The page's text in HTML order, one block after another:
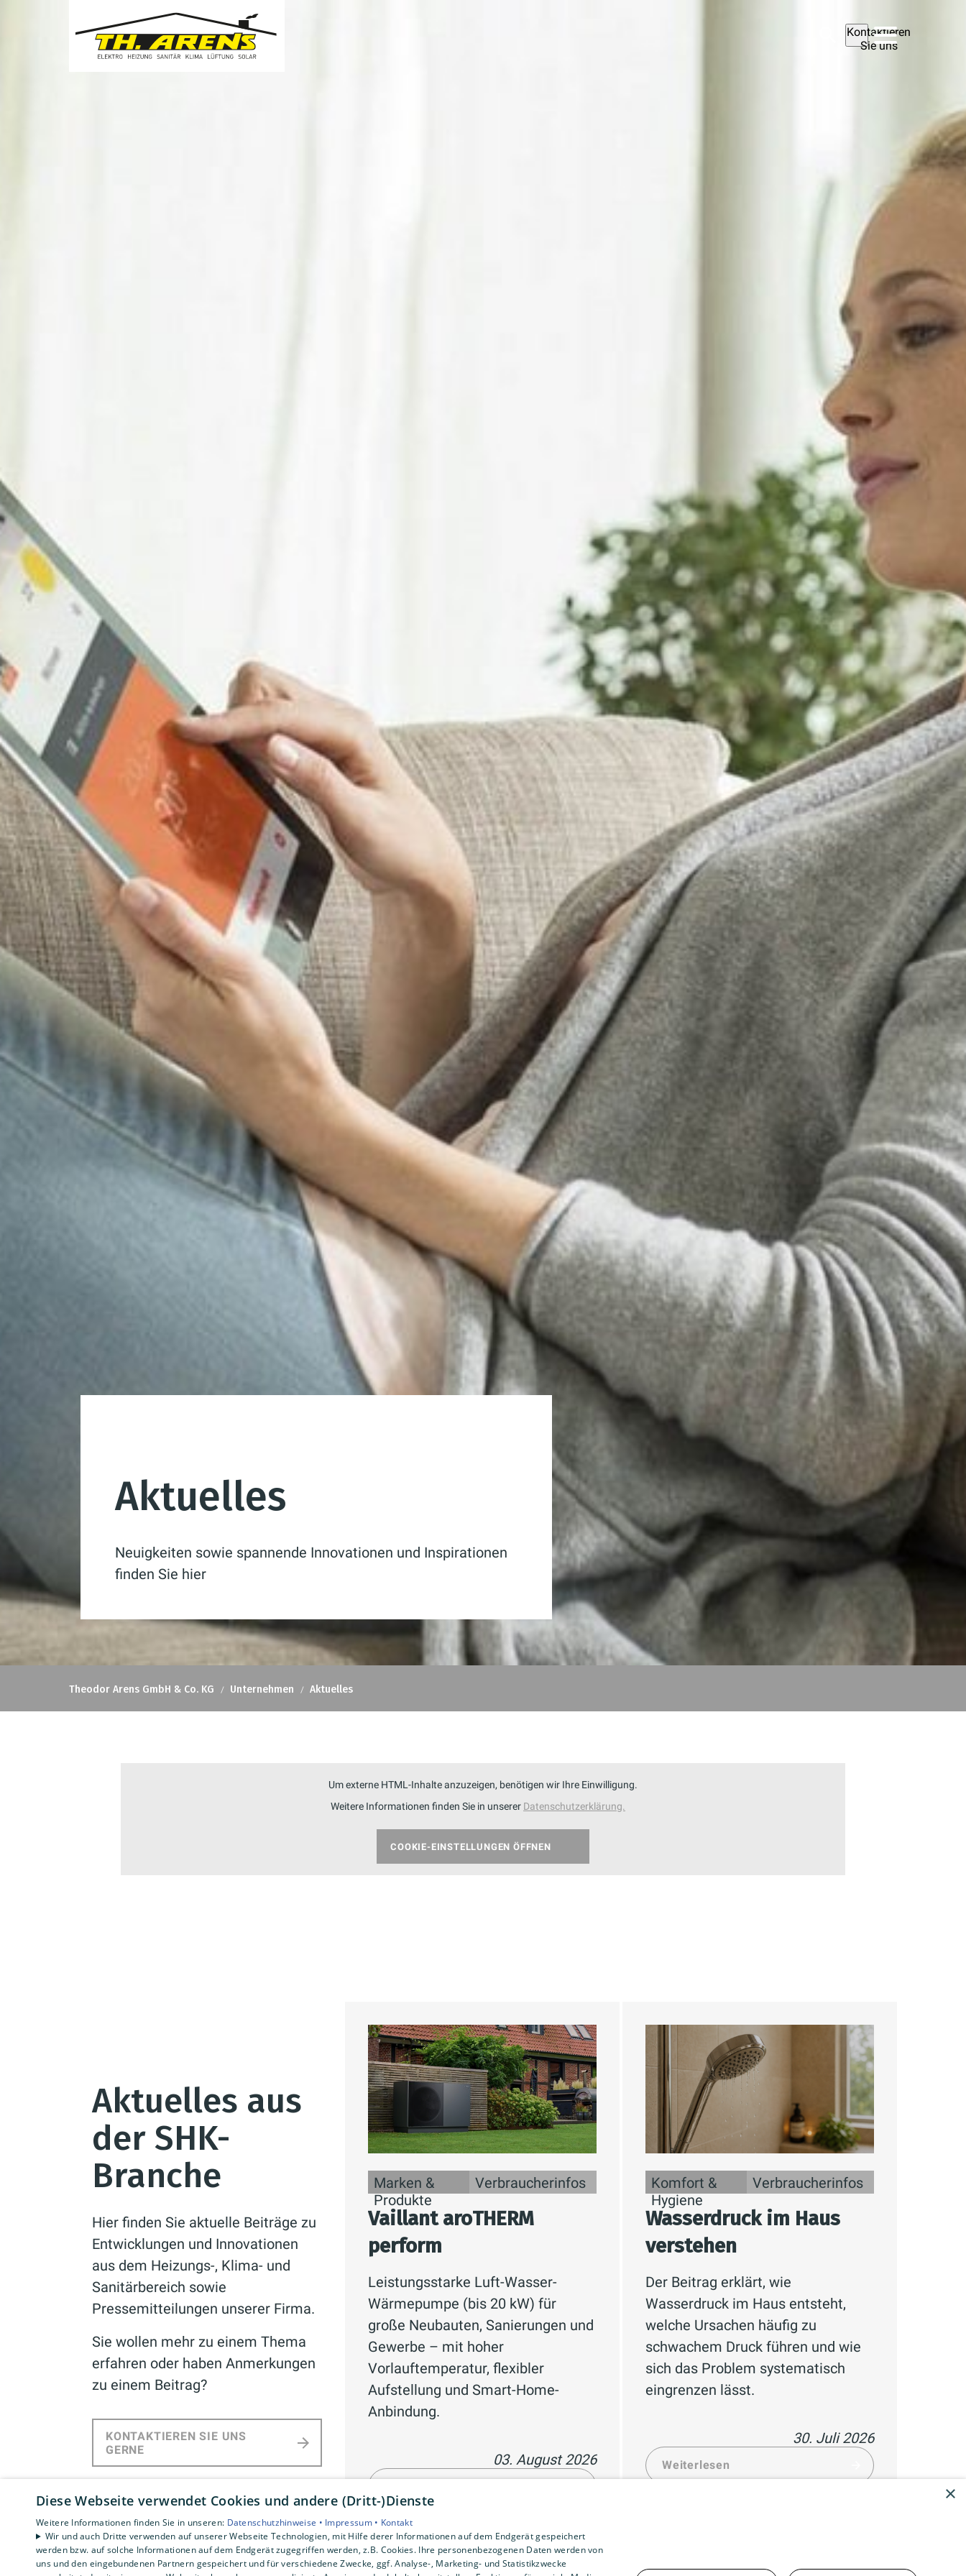
Kontaktieren
Sie uns
Aktuelles
Neuigkeiten sowie spannende Innovationen und Inspirationen
finden Sie hier
Theodor Arens GmbH & Co. KG Unternehmen Aktuelles
Um externe HTML-Inhalte anzuzeigen, benötigen wir Ihre Einwilligung.
Weitere Informationen finden Sie in unserer Datenschutzerklärung.
COOKIE-EINSTELLUNGEN ÖFFNEN
Aktuelles aus
der SHK-
Branche
Hier finden Sie aktuelle Beiträge zu
Entwicklungen und Innovationen
aus dem Heizungs-, Klima- und
Sanitärbereich sowie
Pressemitteilungen unserer Firma.
Sie wollen mehr zu einem Thema
erfahren oder haben Anmerkungen
zu einem Beitrag?
KONTAKTIEREN SIE UNS
GERNE
Marken &
Produkte
Verbraucherinfos
Vaillant aroTHERM
perform
Leistungsstarke Luft-Wasser-
Wärmepumpe (bis 20 kW) für
große Neubauten, Sanierungen und
Gewerbe – mit hoher
Vorlauftemperatur, flexibler
Aufstellung und Smart-Home-
Anbindung.
03. August 2026
Komfort &
Hygiene
Verbraucherinfos
Wasserdruck im Haus
verstehen
Der Beitrag erklärt, wie
Wasserdruck im Haus entsteht,
welche Ursachen häufig zu
schwachem Druck führen und wie
sich das Problem systematisch
eingrenzen lässt.
30. Juli 2026
Weiterlesen
×
Diese Webseite verwendet Cookies und andere (Dritt-)Dienste
Weitere Informationen finden Sie in unseren: Datenschutzhinweise • Impressum • Kontakt
Wir und auch Dritte verwenden auf unserer Webseite Technologien, mit Hilfe derer Informationen auf dem Endgerät gespeichert
werden bzw. auf solche Informationen auf dem Endgerät zugegriffen werden, z.B. Cookies. Ihre personenbezogenen Daten werden von
uns und den eingebundenen Partnern gespeichert und für verschiedene Zwecke, ggf. Analyse-, Marketing- und Statistikzwecke